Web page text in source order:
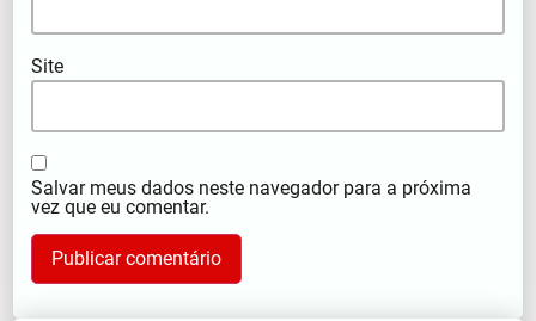
Site
Salvar meus dados neste navegador para a próxima
vez que eu comentar.